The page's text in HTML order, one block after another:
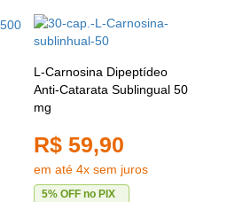
L-Carnosina Dipeptídeo
Anti-Catarata Sublingual 50
mg
R$ 59,90
em até 4x sem juros
5% OFF no PIX